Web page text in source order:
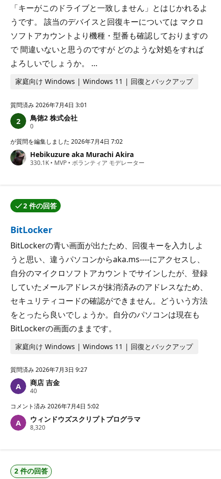
「キーがこのドライブと一致しません」とはじかれるよ
うです。 該当のデバイスと回復キーについては マクロ
ソフトアカウントより機種・型番も確認しておりますの
で 間違いないと思うのですが どのような対処をすれば
よろしいでしょうか。 …
家庭向け Windows | Windows 11 | 回復とバックアップ
質問済み2026年7月4日 3:01
鳥徳2 株式会社
0評
の
イ
ン
が質問を編集しました 2026年7月4日 7:02
Hebikuzure aka Murachi Akira
330.1K 評
ン
ト
• MVP • ボランティア モデレーター
2 件の回答
回答の 1 つが質問作成者によって承認されました。
BitLocker
BitLockerの青い画面が出たため、回復キーを入力しよ
うと思い、違うパソコンからaka.ms----にアクセスし、
自分のマイクロソフトアカウントでサインしたが、登録
していたメールアドレスが抹消済みのアドレスなため、
セキュリティコードの確認ができません。どういう方法
をとったら良いでしょうか。自分のパソコンは現在も
BitLockerの画面のままです。
家庭向け Windows | Windows 11 | 回復とバックアップ
質問済み2026年7月3日 9:27
商店 吉金
40評
の
イ
ン
コメント済み2026年7月4日 5:02
ウィンドウズスクリプトプログラマ
8,320評
ン
ト
2 件の回答